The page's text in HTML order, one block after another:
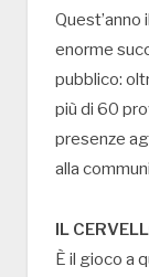
Quest’anno
enorme
pubblico:
più di 60
presenze
alla
IL
È il gioco a